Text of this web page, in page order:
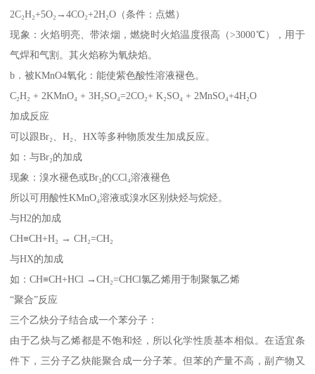
2C₂H₂+5O₂→4CO₂+2H₂O（条件：点燃）
现象：火焰明亮、带浓烟，燃烧时火焰温度很高（>3000℃），用于
气焊和气割。其火焰称为氧炔焰。
b．被KMnO4氧化：能使紫色酸性溶液褪色。
C₂H₂ + 2KMnO₄ + 3H₂SO₄=2CO₂+ K₂SO₄ + 2MnSO₄+4H₂O
加成反应
可以跟Br₂、H₂、HX等多种物质发生加成反应。
如：与Br₂的加成
现象：溴水褪色或Br₂的CCl₄溶液褪色
所以可用酸性KMnO₄溶液或溴水区别炔烃与烷烃。
与H2的加成
CH≡CH+H₂ → CH₂=CH₂
与HX的加成
如：CH≡CH+HCl →CH₂=CHCl氯乙烯用于制聚氯乙烯
“聚合”反应
三个乙炔分子结合成一个苯分子：
由于乙炔与乙烯都是不饱和烃，所以化学性质基本相似。在适宜条
件下，三分子乙炔能聚合成一分子苯。但苯的产量不高，副产物又